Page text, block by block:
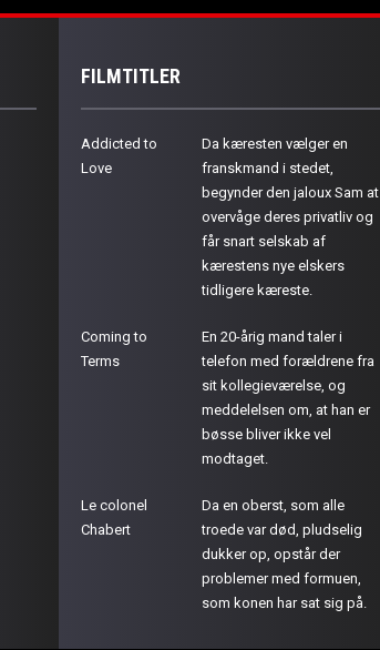
FILMTITLER
Addicted to
Love
Da kæresten vælger en
franskmand i stedet,
begynder den jaloux Sam at
overvåge deres privatliv og
får snart selskab af
kærestens nye elskers
tidligere kæreste.
Coming to
Terms
En 20-årig mand taler i
telefon med forældrene fra
sit kollegieværelse, og
meddelelsen om, at han er
bøsse bliver ikke vel
modtaget.
Le colonel
Chabert
Da en oberst, som alle
troede var død, pludselig
dukker op, opstår der
problemer med formuen,
som konen har sat sig på.